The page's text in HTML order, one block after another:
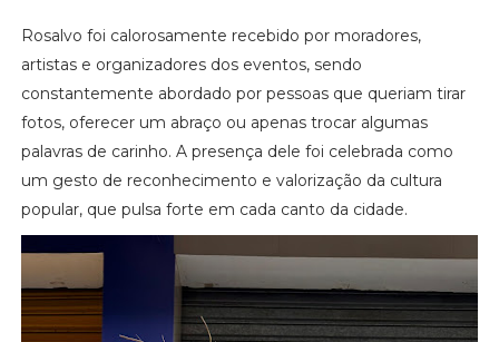
Rosalvo foi calorosamente recebido por moradores,
artistas e organizadores dos eventos, sendo
constantemente abordado por pessoas que queriam tirar
fotos, oferecer um abraço ou apenas trocar algumas
palavras de carinho. A presença dele foi celebrada como
um gesto de reconhecimento e valorização da cultura
popular, que pulsa forte em cada canto da cidade.